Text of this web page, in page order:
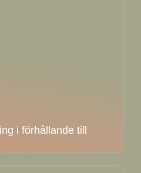
i förhållande till